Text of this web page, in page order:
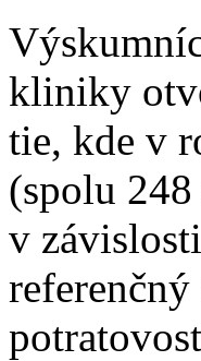
kliniky
tie, kde v
(spolu
v